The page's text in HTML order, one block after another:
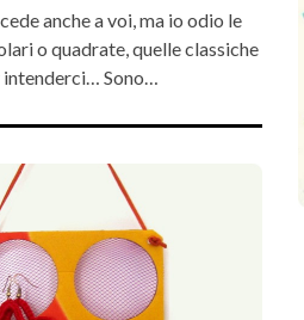
anche a voi, ma io odio le
o quadrate, quelle classiche
Sono…